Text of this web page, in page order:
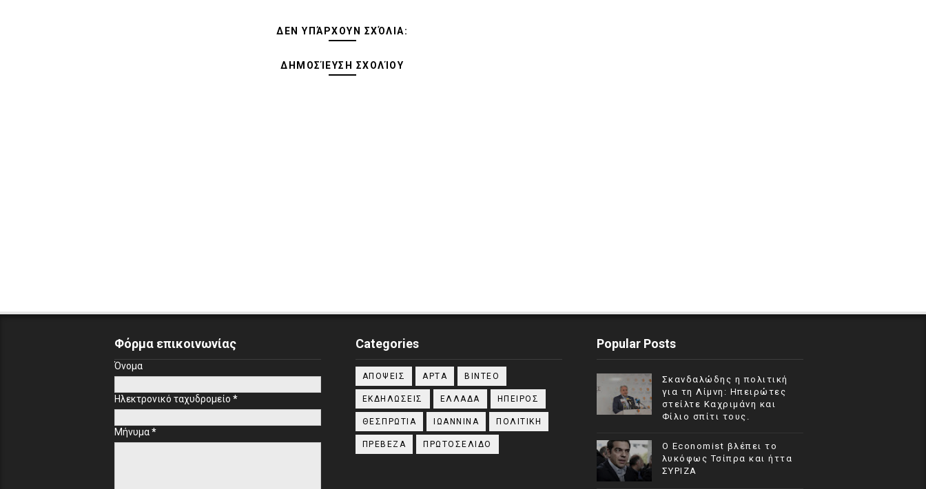
ΔΕΝ ΥΠΆΡΧΟΥΝ ΣΧΌΛΙΑ:
ΔΗΜΟΣΊΕΥΣΗ ΣΧΟΛΊΟΥ
Φόρμα επικοινωνίας
Όνομα
Ηλεκτρονικό ταχυδρομείο *
Μήνυμα*
Categories
ΑΠΟΨΕΙΣ ΑΡΤΑ ΒΙΝΤΕΟ
ΕΚΔΗΛΩΣΕΙΣ ΕΛΛΑΔΑ ΗΠΕΙΡΟΣ
ΘΕΣΠΡΩΤΙΑ ΙΩΑΝΝΙΝΑ ΠΟΛΙΤΙΚΗ
ΠΡΕΒΕΖΑ ΠΡΩΤΟΣΕΛΙΔΟ
Popular Posts
Σκανδαλώδης η πολιτική
για τη Λίμνη: Ηπειρώτες
στείλτε Καχριμάνη και
Φίλιο σπίτι τους.
Ο Economist βλέπει το
λυκόφως Τσίπρα και ήττα
ΣΥΡΙΖΑ